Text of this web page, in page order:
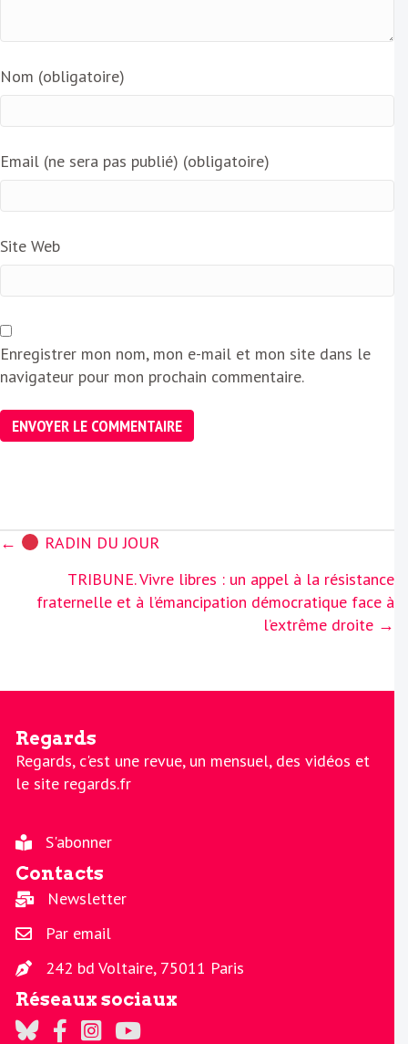
Nom (obligatoire)
Email (ne sera pas publié) (obligatoire)
Site Web
Enregistrer mon nom, mon e-mail et mon site dans le
navigateur pour mon prochain commentaire.
Posts
←
RADIN DU JOUR
TRIBUNE. Vivre libres : un appel à la résistance
fraternelle et à l’émancipation démocratique face à
l’extrême droite →
Regards
Regards, c'est une revue, un mensuel, des vidéos et
le site regards.fr
S'abonner
Contacts
Newsletter
Par email
242 bd Voltaire, 75011 Paris
Réseaux sociaux
Regards sur Twitter
Regards sur Facebook
Regards sur Instagram
La chaine Regards sur Youtube